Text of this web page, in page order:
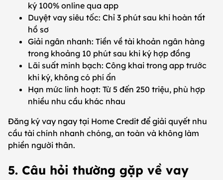
ký 100% online qua app
Duyệt vay siêu tốc: Chỉ 3 phút sau khi hoàn tất
hồ sơ
Giải ngân nhanh: Tiền về tài khoản ngân hàng
trong khoảng 10 phút sau khi ký hợp đồng
Lãi suất minh bạch: Công khai trong app trước
khi ký, không có phí ẩn
Hạn mức linh hoạt: Từ 5 đến 250 triệu, phù hợp
nhiều nhu cầu khác nhau
Đăng ký vay ngay tại Home Credit để giải quyết nhu
cầu tài chính nhanh chóng, an toàn và không làm
phiền người thân.
5. Câu hỏi thường gặp về vay